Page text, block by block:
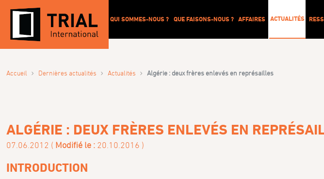
QUI SOMMES-NOUS ? QUE FAISONS-NOUS ? AFFAIRES ACTUALITÉS
Accueil › Dernières actualités › Actualités › Algérie : deux frères enlevés en représailles
ALGÉRIE : DEUX FRÈRES ENLEVÉS EN
07.06.2012 ( Modifié le : 20.10.2016 )
INTRODUCTION